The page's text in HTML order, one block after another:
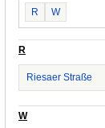
R W
R
Riesaer Straße
W